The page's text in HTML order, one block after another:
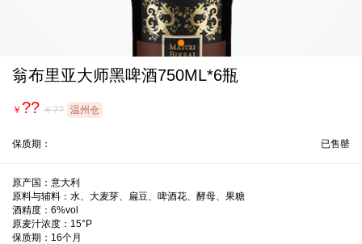
翁布里亚大师黑啤酒750ML*6瓶
￥ ?? ￥?? 温州仓
保质期： 已售罄
原产国：意大利
原料与辅料：水、大麦芽、扁豆、啤酒花、酵母、果糖
酒精度：6%vol
原麦汁浓度：15°P
保质期：16个月